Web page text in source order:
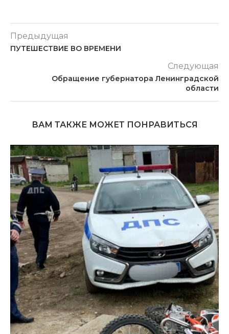
Предыдущая
ПУТЕШЕСТВИЕ ВО ВРЕМЕНИ
Следующая
Обращение губернатора Ленинградской
области
ВАМ ТАКЖЕ МОЖЕТ ПОНРАВИТЬСЯ